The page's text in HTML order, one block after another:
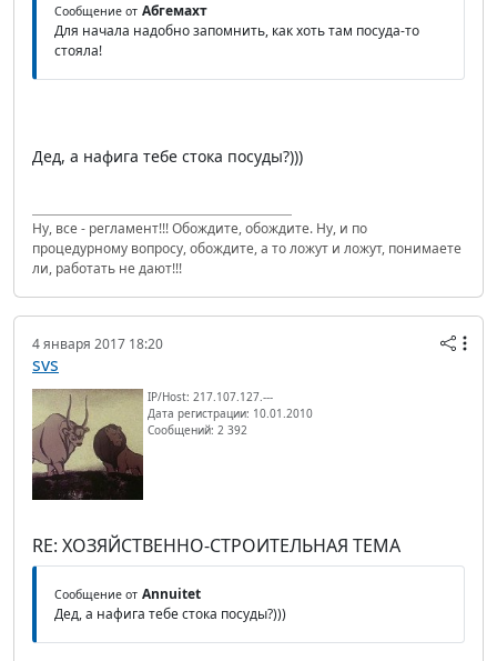
Сообщение от Абгемахт
Для начала надобно запомнить, как хоть там посуда-то
стояла!
Дед, а нафига тебе стока посуды?)))
Ну, все - регламент!!! Обождите, обождите. Ну, и по
процедурному вопросу, обождите, а то ложут и ложут, понимаете
ли, работать не дают!!!
4 января 2017 18:20
svs
IP/Host: 217.107.127.---
Дата регистрации: 10.01.2010
Сообщений: 2 392
RE: ХОЗЯЙСТВЕННО-СТРОИТЕЛЬНАЯ ТЕМА
Сообщение от Annuitet
Дед, а нафига тебе стока посуды?)))